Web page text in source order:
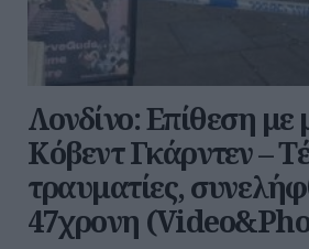
Λονδίνο: Επίθεση με
Κόβεντ Γκάρντεν –
τραυματίες,
47χρονη